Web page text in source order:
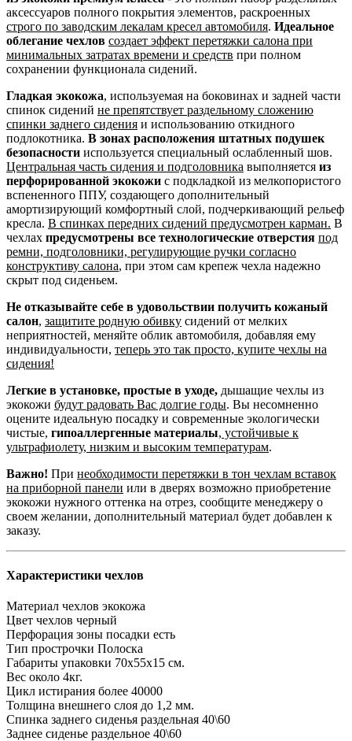
аксессуаров полного покрытия элементов, раскроенных
строго по заводским лекалам кресел автомобиля. Идеальное
облегание чехлов создает эффект перетяжки салона при
минимальных затратах времени и средств при полном
сохранении функционала сидений.
Гладкая экокожа, используемая на боковинах и задней части
спинок сидений не препятствует раздельному сложению
спинки заднего сидения и использованию откидного
подлокотника. В зонах расположения штатных подушек
безопасности используется специальный ослабленный шов.
Центральная часть сидения и подголовника выполняется из
перфорированной экокожи с подкладкой из мелкопористого
вспененного ППУ, создающего дополнительный
амортизирующий комфортный слой, подчеркивающий рельеф
кресла. В спинках передних сидений предусмотрен карман. В
чехлах предусмотрены все технологические отверстия под
ремни, подголовники, регулирующие ручки согласно
конструктиву салона, при этом сам крепеж чехла надежно
скрыт под сиденьем.
Не отказывайте себе в удовольствии получить кожаный
салон, защитите родную обивку сидений от мелких
неприятностей, меняйте облик автомобиля, добавляя ему
индивидуальности, теперь это так просто, купите чехлы на
сидения!
Легкие в установке, простые в уходе, дышащие чехлы из
экокожи будут радовать Вас долгие годы. Вы несомненно
оцените идеальную посадку и современные экологически
чистые, гипоаллергенные материалы, устойчивые к
ультрафиолету, низким и высоким температурам.
Важно! При необходимости перетяжки в тон чехлам вставок
на приборной панели или в дверях возможно приобретение
экокожи нужного оттенка на отрез, сообщите менеджеру о
своем желании, дополнительный материал будет добавлен к
заказу.
Характеристики чехлов
Материал чехлов экокожа
Цвет чехлов черный
Перфорация зоны посадки есть
Тип прострочки Полоска
Габариты упаковки 70х55х15 см.
Вес около 4кг.
Цикл истирания более 40000
Толщина внешнего слоя до 1,2 мм.
Спинка заднего сиденья раздельная 40\60
Заднее сиденье раздельное 40\60